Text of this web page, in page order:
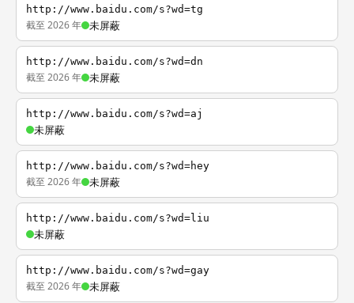
http://www.baidu.com/s?wd=tg
截至 2026 年 未屏蔽
http://www.baidu.com/s?wd=dn
截至 2026 年 未屏蔽
http://www.baidu.com/s?wd=aj
未屏蔽
http://www.baidu.com/s?wd=hey
截至 2026 年 未屏蔽
http://www.baidu.com/s?wd=liu
未屏蔽
http://www.baidu.com/s?wd=gay
截至 2026 年 未屏蔽